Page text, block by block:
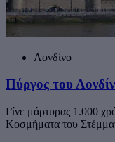
Λονδίνο
Πύργος του
Γίνε μάρτυρας 1.000
Κοσμήματα του